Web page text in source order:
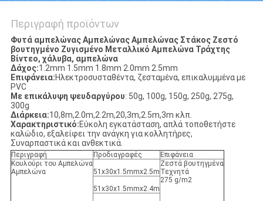
Περιγραφή προϊόντων
Φυτά αμπελώνας Αμπελώνας Αμπελώνας Στάκος Ζεστό
βουτηγμένο Ζυγισμένο Μεταλλικό Αμπελώνα Τράχτης
Βίντεο, χάλυβα, αμπελώνα
Δάχος:1.2mm 1.5mm 1.8mm 2.0mm 2.5mm
Επιφάνεια:Ηλεκτροσυσταθέντα, ζεσταμένα, επικαλυμμένα με
PVC
Με επικάλυψη ψευδαργύρου: 50g, 100g, 150g, 250g, 275g,
300g
Διάρκεια:10,8m,2.0m,2.2m,20,3m,2.5m,3m κλπ.
Χαρακτηριστικό:Εύκολη εγκατάσταση, απλά τοποθετήστε
καλώδιο, εξαλείφει την ανάγκη για κολλητήρες,
Συναρπαστικά και ανθεκτικά.
Περιγραφή Προδιαγραφές
Επιφάνεια
Κουλούρι του Αμπελώνα
Αμπελώνα
51x30x1.5mmx2.5m
Ζεστά βουτηγμένα
Τεχνητά
275 g/m2
51x30x1.5mmx2.4m